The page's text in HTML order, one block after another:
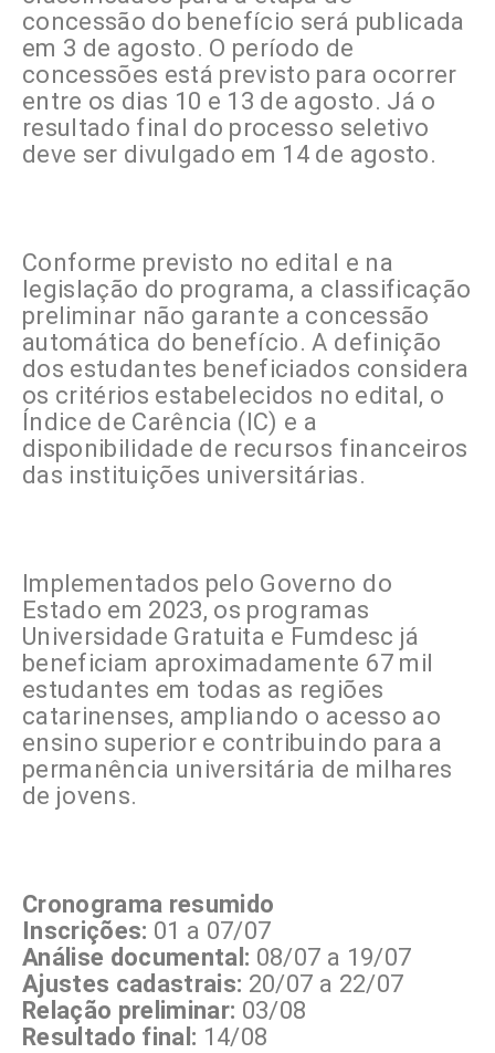
concessão do benefício será publicada
em 3 de agosto. O período de
concessões está previsto para ocorrer
entre os dias 10 e 13 de agosto. Já o
resultado final do processo seletivo
deve ser divulgado em 14 de agosto.
Conforme previsto no edital e na
legislação do programa, a classificação
preliminar não garante a concessão
automática do benefício. A definição
dos estudantes beneficiados considera
os critérios estabelecidos no edital, o
Índice de Carência (IC) e a
disponibilidade de recursos financeiros
das instituições universitárias.
Implementados pelo Governo do
Estado em 2023, os programas
Universidade Gratuita e Fumdesc já
beneficiam aproximadamente 67 mil
estudantes em todas as regiões
catarinenses, ampliando o acesso ao
ensino superior e contribuindo para a
permanência universitária de milhares
de jovens.
Cronograma resumido
Inscrições: 01 a 07/07
Análise documental: 08/07 a 19/07
Ajustes cadastrais: 20/07 a 22/07
Relação preliminar: 03/08
Resultado final: 14/08